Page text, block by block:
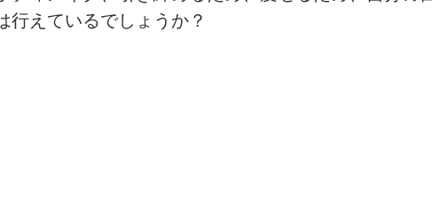
ーツ（sports） MARE Cycle Field
行えているでしょうか？